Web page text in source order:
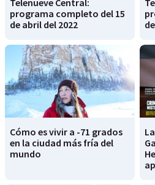
programa completo del 15
de abril del 2022
Cómo es vivir a -71 grados
en la ciudad más fría del
mundo